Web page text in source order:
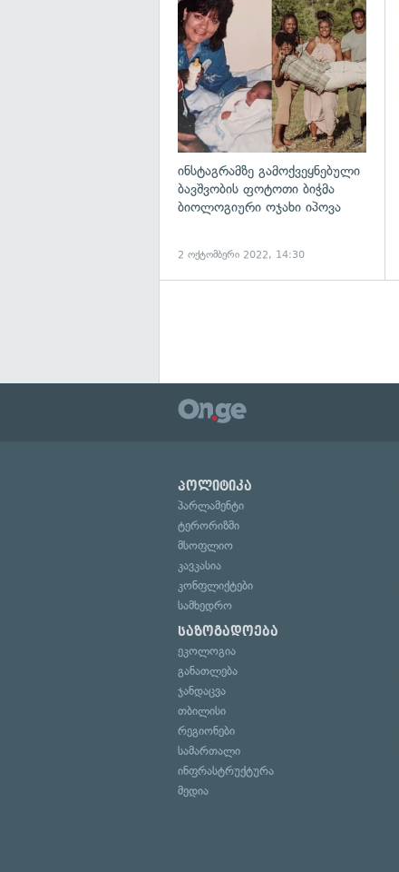
ინსტაგრამზე გამოქვეყნებული
ბავშვობის ფოტოთი ბიჭმა
ბიოლოგიური ოჯახი იპოვა
2 ოქტომბერი 2022, 14:30
პოლიტიკა
პარლამენტი
ტერორიზმი
მსოფლიო
კავკასია
კონფლიქტები
სამხედრო
საზოგადოება
ეკოლოგია
განათლება
ჯანდაცვა
თბილისი
რეგიონები
სამართალი
ინფრასტრუქტურა
მედია